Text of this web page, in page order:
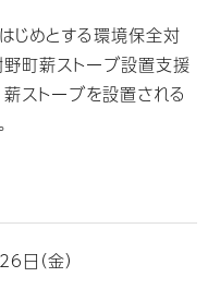
じめとする環境保全対
野町薪ストーブ設置支援
ストーブを設置される
（金）